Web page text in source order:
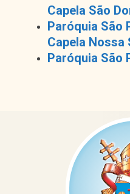
Capela São
Paróquia São
Capela Nossa
Paróquia São